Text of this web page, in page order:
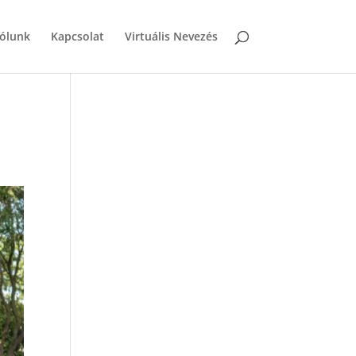
Kapcsolat Virtuális Nevezés